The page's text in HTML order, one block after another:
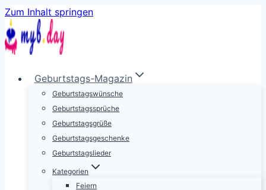
Zum Inhalt springen
Geburtstags-Magazin
Geburtstagswünsche
Geburtstagssprüche
Geburtstagsgrüße
Geburtstagsgeschenke
Geburtstagslieder
Kategorien
Feiern